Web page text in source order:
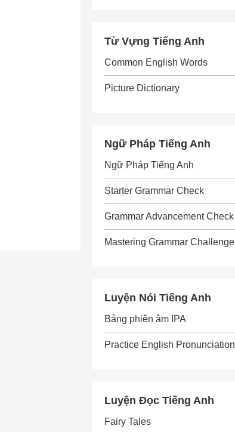
Từ Vựng Tiếng Anh
Common English Words
Picture Dictionary
Ngữ Pháp Tiếng Anh
Ngữ Pháp Tiếng Anh
Starter Grammar Check
Grammar Advancement Check
Mastering Grammar Challenge
Luyện Nói Tiếng Anh
Bảng phiên âm IPA
Practice English Pronunciation
Luyện Đọc Tiếng Anh
Fairy Tales